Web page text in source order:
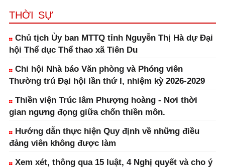
THỜI SỰ
Chủ tịch Ủy ban MTTQ tỉnh Nguyễn Thị Hà dự Đại
hội Thể dục Thể thao xã Tiên Du
Chi hội Nhà báo Văn phòng và Phóng viên
Thường trú Đại hội lần thứ I, nhiệm kỳ 2026-2029
Thiền viện Trúc lâm Phượng hoàng - Nơi thời
gian ngưng đọng giữa chốn thiền môn.
Hướng dẫn thực hiện Quy định về những điều
đảng viên không được làm
Xem xét, thông qua 15 luật, 4 Nghị quyết và cho ý